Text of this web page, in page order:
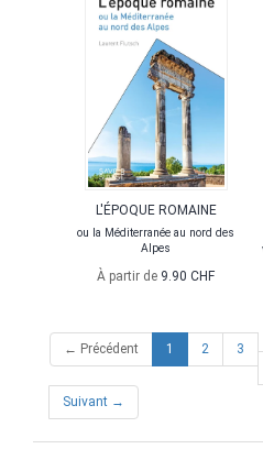
L'ÉPOQUE ROMAINE
ou la Méditerranée au nord des
Alpes
À partir de 9.90 CHF
← Précédent 1 (current)
2
3
Suivant →